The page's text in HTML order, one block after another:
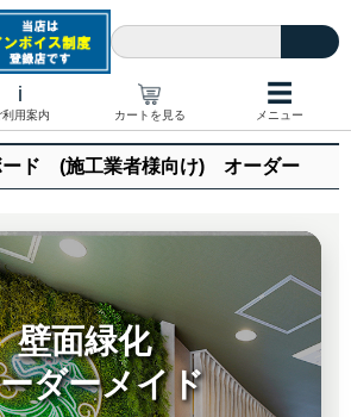
i
利用案内 カートを見る
☰
メニュー
ード (施工業者様向け) オーダー
壁面緑化
ダーメイド